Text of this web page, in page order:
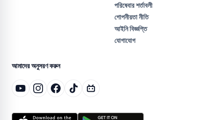
পরিষেবার শর্তাবলী
গোপনীয়তা নীতি
আইনি বিজ্ঞপ্তি
যোগাযোগ
আমাদের অনুসরণ করুন